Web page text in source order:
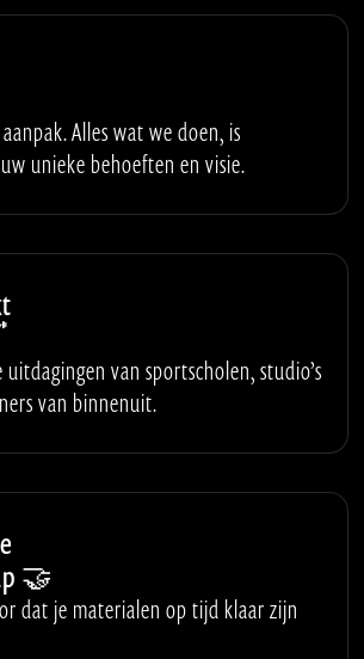
Alles wat we doen, is
unieke behoeften en visie.
van sportscholen, studio’s
van binnenuit.
🤝
dat je materialen op tijd klaar zijn